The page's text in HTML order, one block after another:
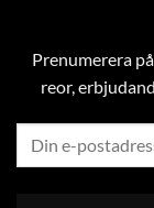
Prenumerera
reor,